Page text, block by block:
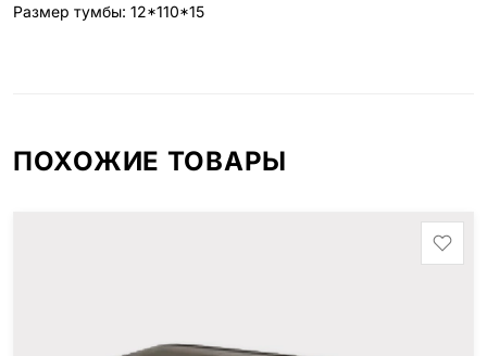
Размер тумбы: 12*110*15
ПОХОЖИЕ ТОВАРЫ